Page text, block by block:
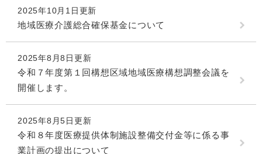
2025年10月1日更新
地域医療介護総合確保基金について
2025年8月8日更新
令和７年度第１回構想区域地域医療構想調整会議を
開催します。
2025年8月5日更新
令和８年度医療提供体制施設整備交付金等に係る事
業計画の提出について